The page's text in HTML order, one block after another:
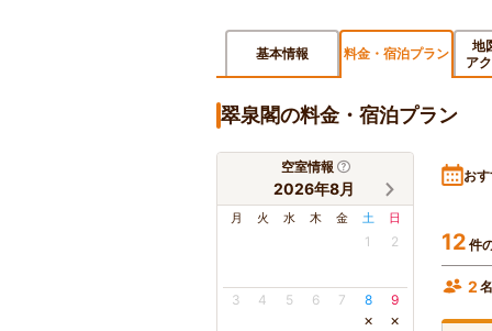
基本情報 料金・宿泊プラン
地
ア
翠泉閣の料金・宿泊プラン
空室情報
2026年8月
月 火 水 木 金 土 日
1 2
3 4 5 6 7 8
×
9
×
お
12 件
2